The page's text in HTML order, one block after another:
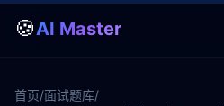
🍪AI Master
首页/面试题库/